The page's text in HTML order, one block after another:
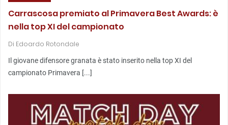
Carrascosa premiato al Primavera Best Awards: è
nella top XI del campionato
Di Edoardo Rotondale
Il giovane difensore granata è stato inserito nella top XI del
campionato Primavera [...]